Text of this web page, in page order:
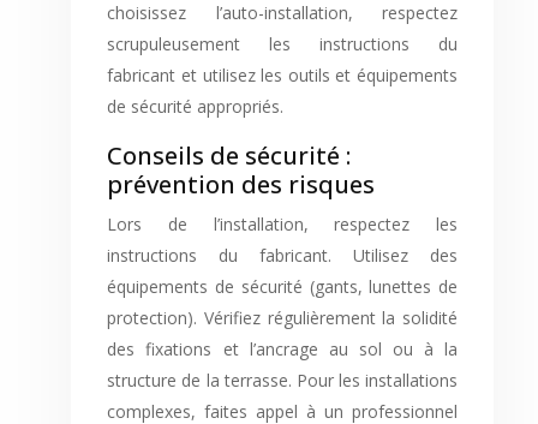
choisissez l’auto-installation, respectez
scrupuleusement les instructions du
fabricant et utilisez les outils et équipements
de sécurité appropriés.
Conseils de sécurité :
prévention des risques
Lors de l’installation, respectez les
instructions du fabricant. Utilisez des
équipements de sécurité (gants, lunettes de
protection). Vérifiez régulièrement la solidité
des fixations et l’ancrage au sol ou à la
structure de la terrasse. Pour les installations
complexes, faites appel à un professionnel